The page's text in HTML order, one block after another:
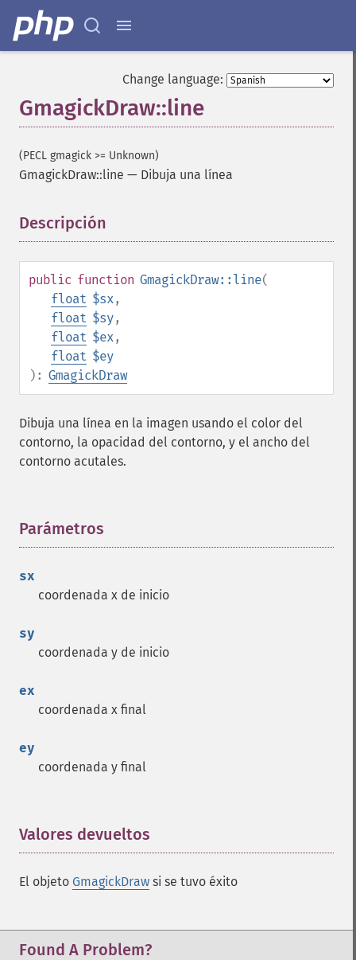
Change language:
GmagickDraw::line
(PECL gmagick >= Unknown)
GmagickDraw::line — Dibuja una línea
Descripción
public function GmagickDraw::line(
float $sx,
float $sy,
float $ex,
float $ey
): GmagickDraw
Dibuja una línea en la imagen usando el color del
contorno, la opacidad del contorno, y el ancho del
contorno acutales.
Parámetros
sx
coordenada x de inicio
sy
coordenada y de inicio
ex
coordenada x final
ey
coordenada y final
Valores devueltos
El objeto GmagickDraw si se tuvo éxito
Found A Problem?